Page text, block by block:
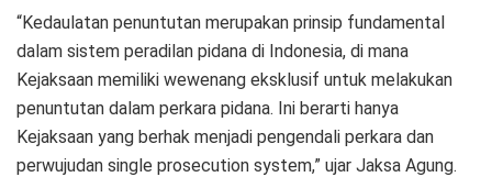
“Kedaulatan penuntutan merupakan prinsip fundamental
dalam sistem peradilan pidana di Indonesia, di mana
Kejaksaan memiliki wewenang eksklusif untuk melakukan
penuntutan dalam perkara pidana. Ini berarti hanya
Kejaksaan yang berhak menjadi pengendali perkara dan
perwujudan single prosecution system,” ujar Jaksa Agung.